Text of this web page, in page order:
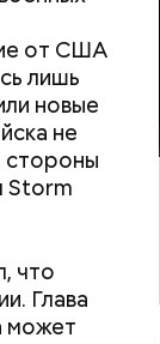
от США
лишь
новые
не
стороны
Storm
что
Глава
может
в
РФ —
по